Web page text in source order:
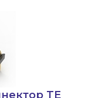
TE